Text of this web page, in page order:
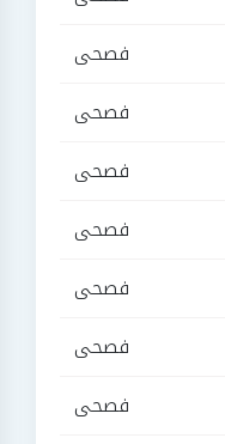
فصحى
فصحى
فصحى
فصحى
فصحى
فصحى
فصحى